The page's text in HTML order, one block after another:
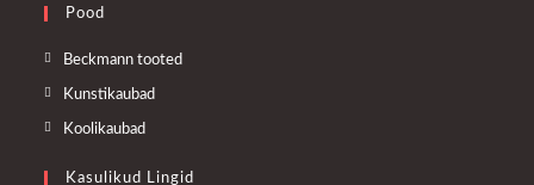
Pood
Beckmann tootedOpens
tab
KunstikaubadOpens
KoolikaubadOpens
Kasulikud Lingid